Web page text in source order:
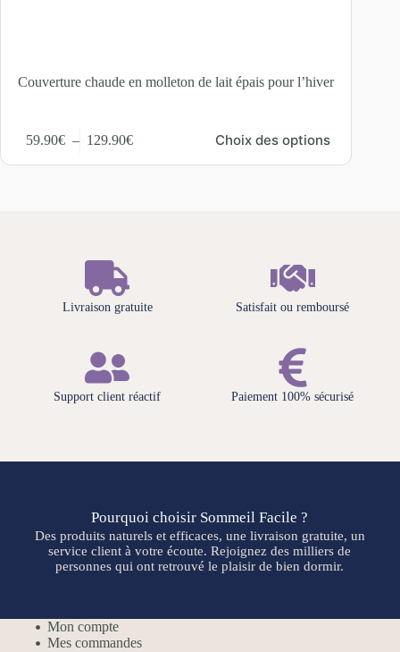
Couverture chaude en molleton de lait épais pour l’hiver
59.90€ – 129.90€ Choix des options
Livraison gratuite Satisfait ou remboursé
Support client réactif Paiement 100% sécurisé
Pourquoi choisir Sommeil Facile ?
Des produits naturels et efficaces, une livraison gratuite, un
service client à votre écoute. Rejoignez des milliers de
personnes qui ont retrouvé le plaisir de bien dormir.
Mon compte
Mes commandes